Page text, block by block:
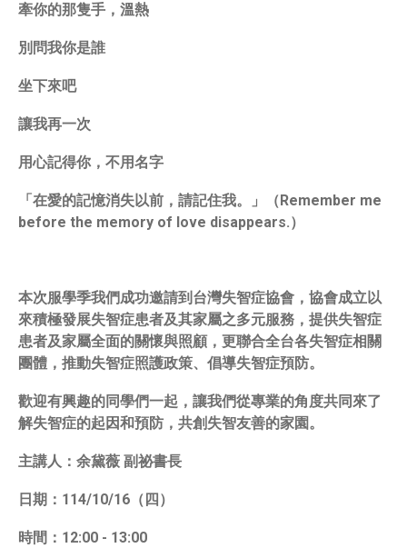
牽你的那隻手，溫熱
別問我你是誰
坐下來吧
讓我再一次
用心記得你，不用名字
「在愛的記憶消失以前，請記住我。」（Remember me
before the memory of love disappears.）
本次服學季我們成功邀請到台灣失智症協會，協會成立以
來積極發展失智症患者及其家屬之多元服務，提供失智症
患者及家屬全面的關懷與照顧，更聯合全台各失智症相關
團體，推動失智症照護政策、倡導失智症預防。
歡迎有興趣的同學們一起，讓我們從專業的角度共同來了
解失智症的起因和預防，共創失智友善的家園。
主講人：余黛薇 副祕書長
日期：114/10/16（四）
時間：12:00 - 13:00